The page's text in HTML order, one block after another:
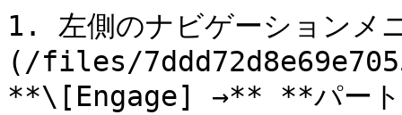
1. 左側のナビゲーション
(/files/
**\[Engage] →** **パー